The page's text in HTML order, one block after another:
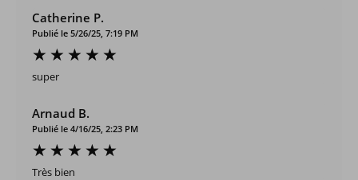
Catherine P.
Publié le 5/26/25, 7:19 PM
super
Arnaud B.
Publié le 4/16/25, 2:23 PM
Très bien